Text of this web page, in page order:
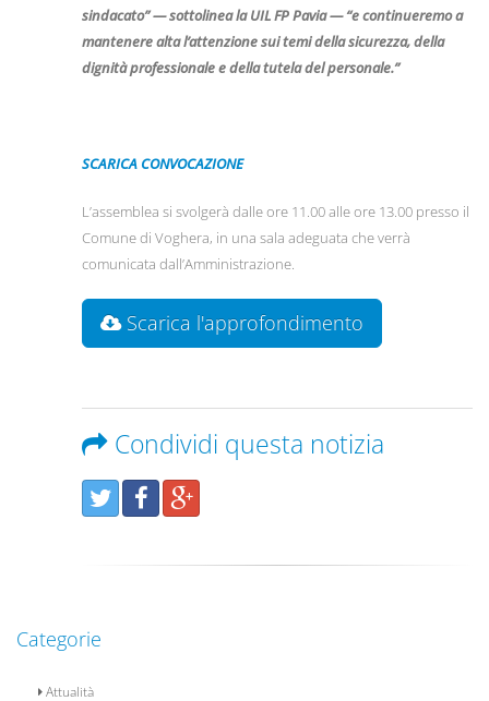
sindacato” — sottolinea la UIL FP Pavia — “e continueremo a
mantenere alta l’attenzione sui temi della sicurezza, della
dignità professionale e della tutela del personale.”
SCARICA CONVOCAZIONE
L’assemblea si svolgerà dalle ore 11.00 alle ore 13.00 presso il
Comune di Voghera, in una sala adeguata che verrà
comunicata dall’Amministrazione.
Scarica l'approfondimento
Condividi questa notizia
Categorie
Attualità